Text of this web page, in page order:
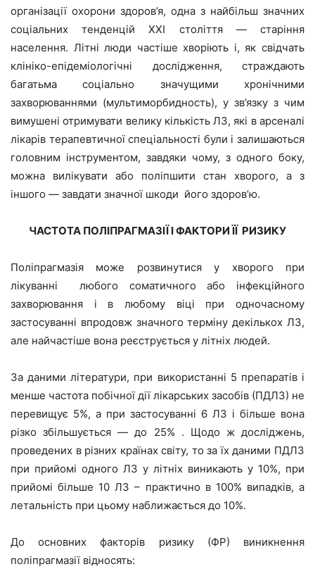
організації охорони здоров’я, одна з найбільш значних
соціальних тенденцій XXI століття — старіння
населення. Літні люди частіше хворіють і, як свідчать
клініко-епідеміологічні дослідження, страждають
багатьма соціально значущими хронічними
захворюваннями (мультиморбидность), у зв’язку з чим
вимушені отримувати велику кількість ЛЗ, які в арсеналі
лікарів терапевтичної спеціальності були і залишаються
головним інструментом, завдяки чому, з одного боку,
можна вилікувати або поліпшити стан хворого, а з
іншого — завдати значної шкоди його здоров’ю.
ЧАСТОТА ПОЛІПРАГМАЗІЇ І ФАКТОРИ ЇЇ РИЗИКУ
Поліпрагмазія може розвинутися у хворого при
лікуванні любого соматичного або інфекційного
захворювання і в любому віці при одночасному
застосуванні впродовж значного терміну декількох ЛЗ,
але найчастіше вона реєструється у літніх людей.
За даними літератури, при використанні 5 препаратів і
менше частота побічної дії лікарських засобів (ПДЛЗ) не
перевищує 5%, а при застосуванні 6 ЛЗ і більше вона
різко збільшується — до 25% . Щодо ж досліджень,
проведених в різних країнах світу, то за їх даними ПДЛЗ
при прийомі одного ЛЗ у літніх виникають у 10%, при
прийомі більше 10 ЛЗ – практично в 100% випадків, а
летальність при цьому наближається до 10%.
До основних факторів ризику (ФР) виникнення
поліпрагмазії відносять: